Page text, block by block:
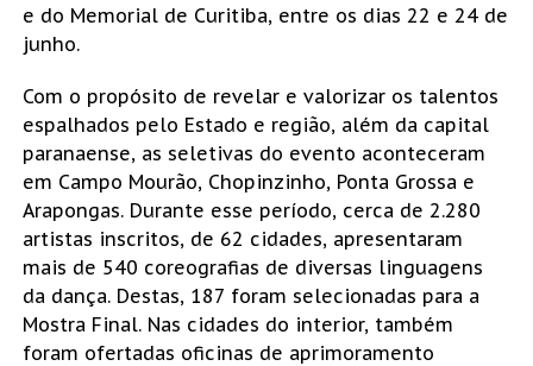
e do Memorial de Curitiba, entre os dias 22 e 24 de
junho.
Com o propósito de revelar e valorizar os talentos
espalhados pelo Estado e região, além da capital
paranaense, as seletivas do evento aconteceram
em Campo Mourão, Chopinzinho, Ponta Grossa e
Arapongas. Durante esse período, cerca de 2.280
artistas inscritos, de 62 cidades, apresentaram
mais de 540 coreografias de diversas linguagens
da dança. Destas, 187 foram selecionadas para a
Mostra Final. Nas cidades do interior, também
foram ofertadas oficinas de aprimoramento